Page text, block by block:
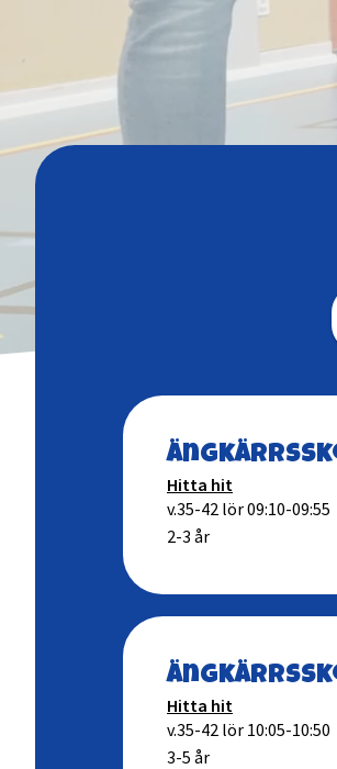
Hitta hit
v.35-42 lör 09:10-09:55
2-3 år
Hitta hit
v.35-42 lör 10:05-10:50
3-5 år